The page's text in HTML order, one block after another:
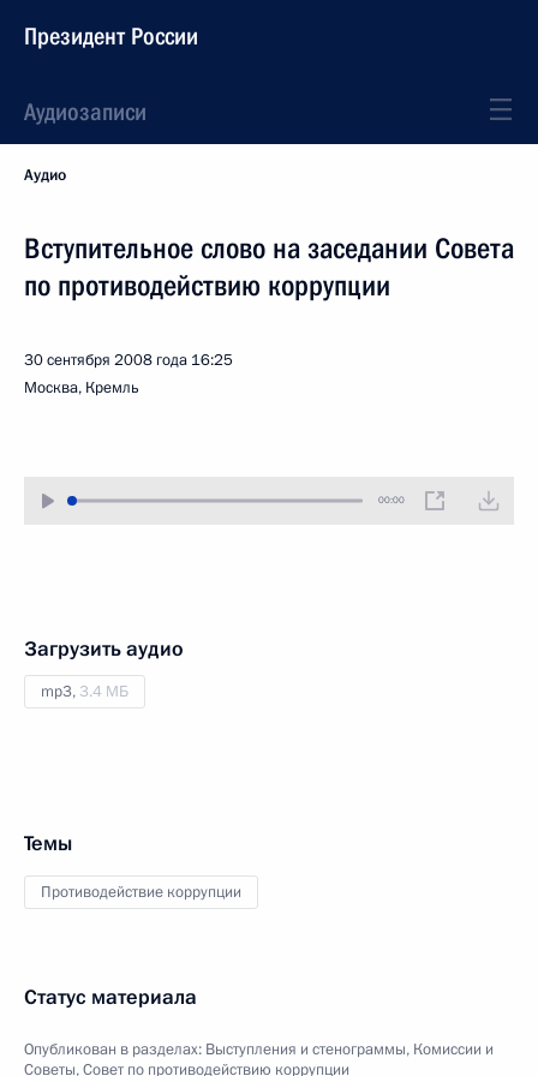
Президент России
Аудиозаписи
Аудио
Вступительное слово на заседании Совета
по противодействию коррупции
30 сентября 2008 года 16:25
Москва, Кремль
00:00
Загрузить аудио
mp3, 3.4 МБ
Темы
Противодействие коррупции
Статус материала
Опубликован в разделах: Выступления и стенограммы, Комиссии и
Советы,Совет по противодействию коррупции